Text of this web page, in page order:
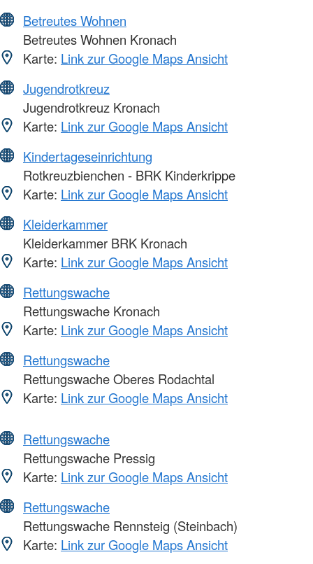
Betreutes Wohnen
Betreutes Wohnen Kronach
Karte: Link zur Google Maps Ansicht
Jugendrotkreuz
Jugendrotkreuz Kronach
Karte: Link zur Google Maps Ansicht
Kindertageseinrichtung
Rotkreuzbienchen - BRK Kinderkrippe
Karte: Link zur Google Maps Ansicht
Kleiderkammer
Kleiderkammer BRK Kronach
Karte: Link zur Google Maps Ansicht
Rettungswache
Rettungswache Kronach
Karte: Link zur Google Maps Ansicht
Rettungswache
Rettungswache Oberes Rodachtal
Karte: Link zur Google Maps Ansicht
Rettungswache
Rettungswache Pressig
Karte: Link zur Google Maps Ansicht
Rettungswache
Rettungswache Rennsteig (Steinbach)
Karte: Link zur Google Maps Ansicht